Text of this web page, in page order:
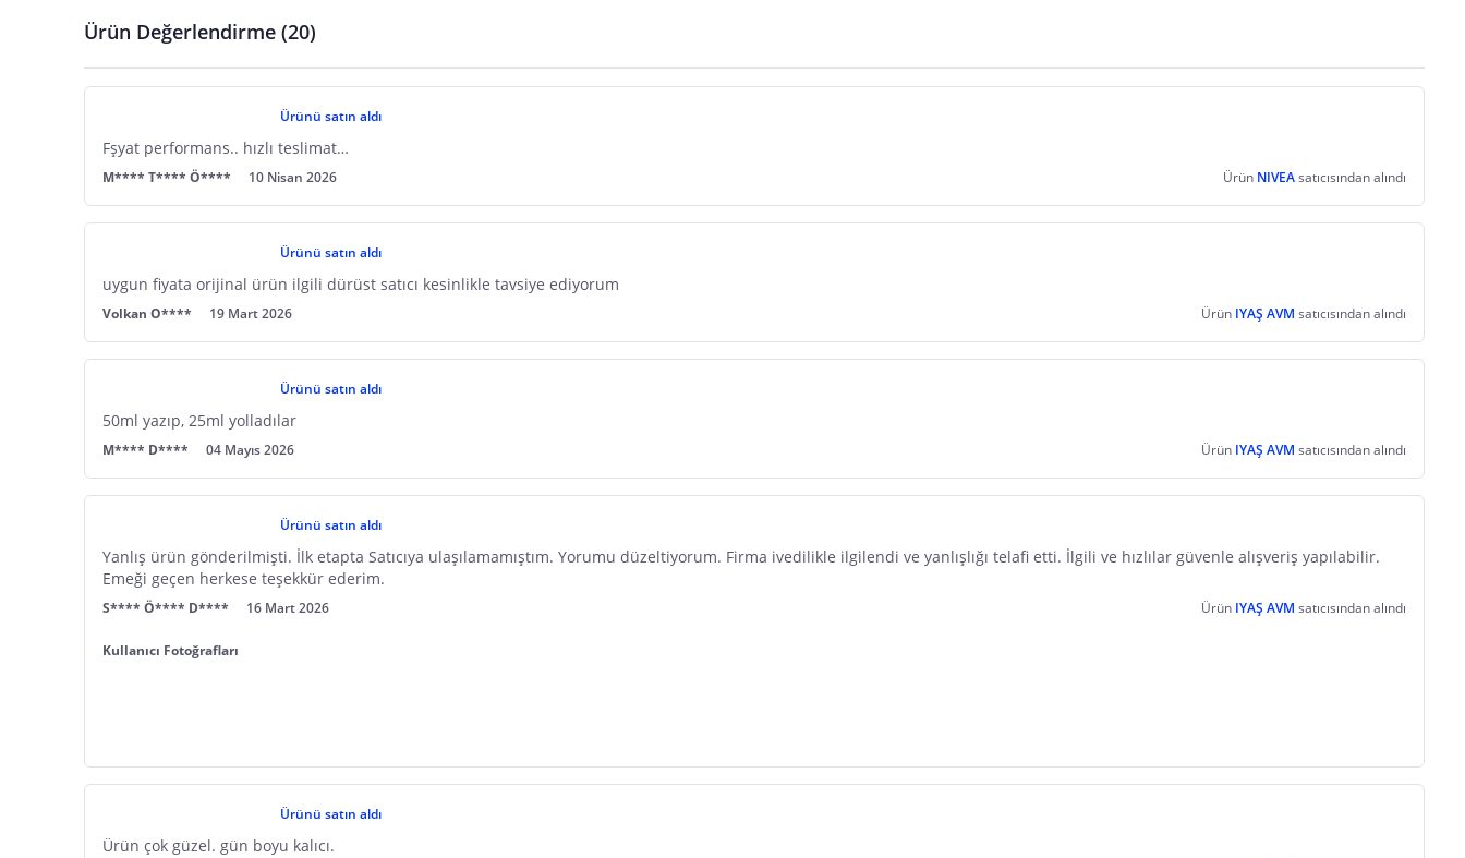
E Posta Adresi
Posta Adresi
E Posta Adresi
Satıcı bilgi girişi yapmamıştır.
Son Kullanma Tarihi
Satıcı bilgi girişi yapmamıştır.
Satıcı bilgi girişi yapmamıştır.
Ürün Değerlendirme (20)
Ürünü satın aldı
Fşyat performans.. hızlı teslimat…
M**** T**** Ö**** 10 Nisan 2026 Ürün NIVEAsatıcısından alındı
Ürünü satın aldı
uygun fiyata orijinal ürün ilgili dürüst satıcı kesinlikle tavsiye ediyorum
Volkan O**** 19 Mart 2026 Ürün IYAŞ AVM satıcısından alındı
Ürünü satın aldı
50ml yazıp, 25ml yolladılar
M**** D**** 04 Mayıs 2026 Ürün IYAŞ AVM satıcısından alındı
Ürünü satın aldı
Yanlış ürün gönderilmişti. İlk etapta Satıcıya ulaşılamamıştım. Yorumu düzeltiyorum. Firma ivedilikle ilgilendi ve yanlışlığı telafi etti. İlgili ve hızlılar güvenle alışveriş yapılabilir.
Emeği geçen herkese teşekkür ederim.
S**** Ö**** D**** 16 Mart 2026 Ürün IYAŞ AVM satıcısından alındı
Kullanıcı Fotoğrafları
Ürünü satın aldı
Ürün çok güzel. gün boyu kalıcı.